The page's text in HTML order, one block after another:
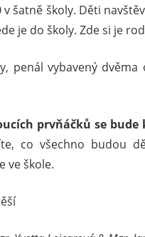
šatně školy. Děti
je do školy. Zde si je
penál vybavený dvěma
prvňáčků se bude
co všechno budou
ve škole.